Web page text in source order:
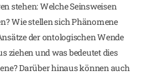
stehen: Welche Seinsweisen
Wie stellen sich Phänomene
der ontologischen Wende
ziehen und was bedeutet dies
Darüber hinaus können auch